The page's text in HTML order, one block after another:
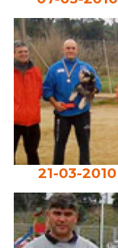
21-03-2010